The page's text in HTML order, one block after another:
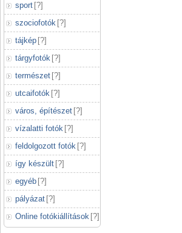
sport [?]
szociofotók [?]
tájkép [?]
tárgyfotók [?]
természet [?]
utcaifotók [?]
város, építészet [?]
vízalatti fotók [?]
feldolgozott fotók [?]
így készült [?]
egyéb [?]
pályázat [?]
Online fotókiállítások [?]